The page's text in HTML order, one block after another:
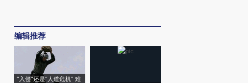
编辑推荐
“入侵”还是“人道危机” 难